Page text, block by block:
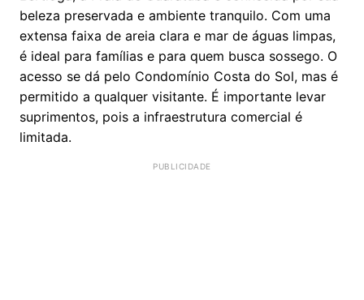
beleza preservada e ambiente tranquilo. Com uma
extensa faixa de areia clara e mar de águas limpas,
é ideal para famílias e para quem busca sossego. O
acesso se dá pelo Condomínio Costa do Sol, mas é
permitido a qualquer visitante. É importante levar
suprimentos, pois a infraestrutura comercial é
limitada.